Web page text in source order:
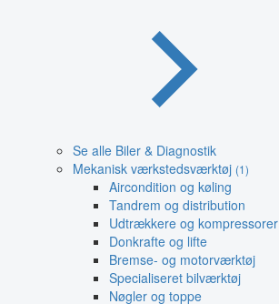
Se alle Biler & Diagnostik
Mekanisk værkstedsværktøj (1)
Aircondition og køling
Tandrem og distribution
Udtrækkere og kompressorer
Donkrafte og lifte
Bremse- og motorværktøj
Specialiseret bilværktøj
Nøgler og toppe